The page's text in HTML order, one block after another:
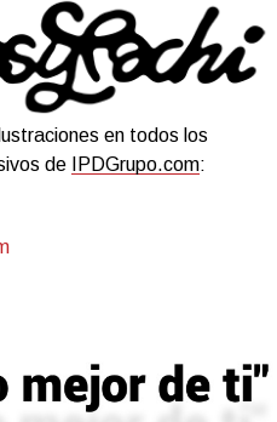
en todos los
de
IPDGrupo.com: